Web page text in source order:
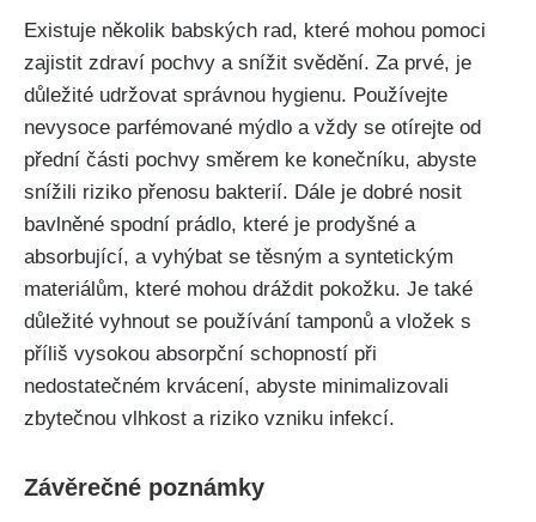
Existuje několik babských rad, které mohou pomoci
zajistit zdraví pochvy a snížit svědění. Za prvé, je
důležité udržovat správnou hygienu. Používejte
nevysoce parfémované mýdlo a vždy se⁤ otírejte od
přední části pochvy směrem ke konečníku, abyste
snížili riziko přenosu bakterií. Dále je dobré‌ nosit
bavlněné spodní prádlo, které je prodyšné ‌a
absorbující, ⁢a vyhýbat se ⁣těsným a syntetickým
materiálům, které mohou dráždit pokožku.‌ Je také
důležité ⁢vyhnout se používání tamponů a vložek s
příliš vysokou absorpční ‌schopností při
nedostatečném krvácení, abyste minimalizovali
zbytečnou vlhkost a riziko vzniku infekcí.
Závěrečné‍ poznámky